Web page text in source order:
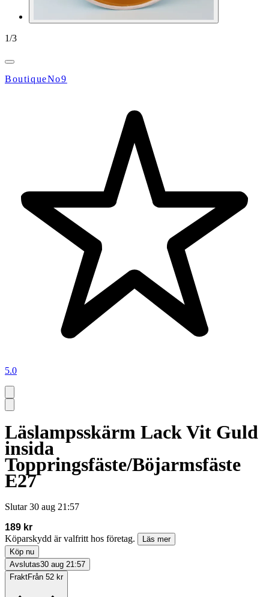
1/3
BoutiqueNo9
5.0
Läslampsskärm Lack Vit Guld
insida
Toppringsfäste/Böjarmsfäste
E27
Slutar 30 aug 21:57
189 kr
Köparskydd är valfritt hos företag.
Läs mer
Köp nu
Avslutas30 aug 21:57
FraktFrån 52 kr